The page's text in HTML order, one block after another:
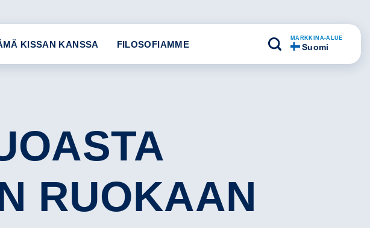
KISSAN KANSSA FILOSOFIAMME
MARKKINA-ALUE
Suomi
RUOKAAN